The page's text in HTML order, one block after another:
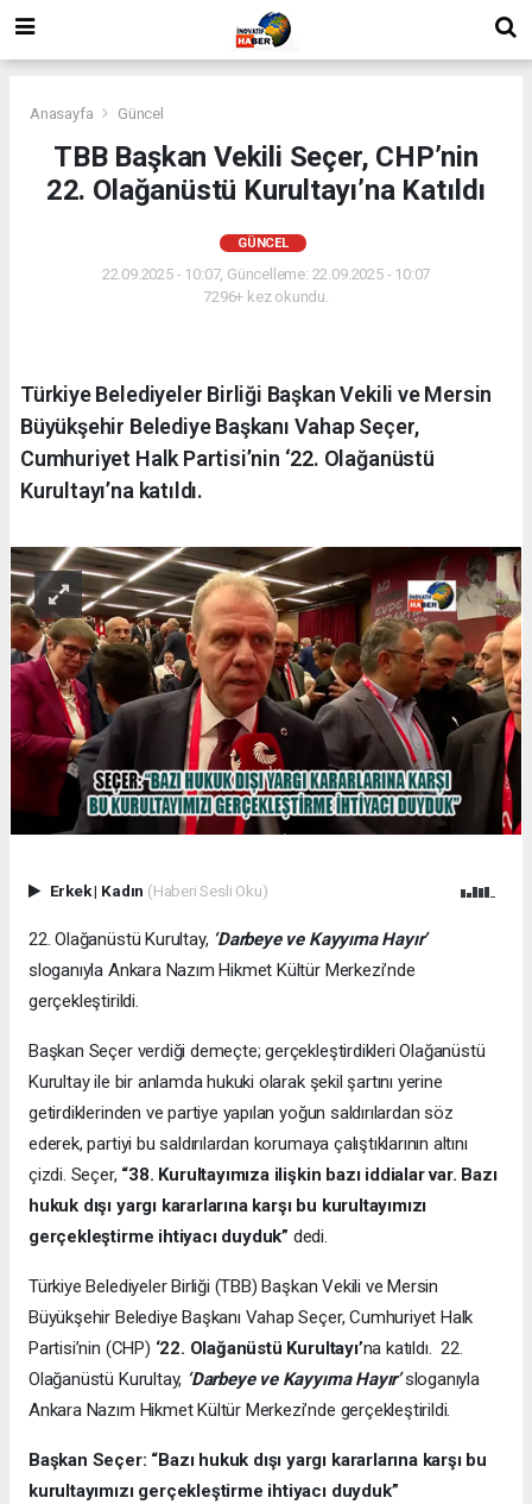
Anasayfa Güncel
TBB Başkan Vekili Seçer, CHP’nin
22. Olağanüstü Kurultayı’na Katıldı
GÜNCEL
22.09.2025 - 10:07, Güncelleme: 22.09.2025 - 10:07
7296+ kez okundu.
Türkiye Belediyeler Birliği Başkan Vekili ve Mersin
Büyükşehir Belediye Başkanı Vahap Seçer,
Cumhuriyet Halk Partisi’nin ‘22. Olağanüstü
Kurultayı’na katıldı.
Erkek| Kadın (Haberi Sesli Oku)
22. Olağanüstü Kurultay, ‘Darbeye ve Kayyıma Hayır’
sloganıyla Ankara Nazım Hikmet Kültür Merkezi’nde
gerçekleştirildi.
Başkan Seçer verdiği demeçte; gerçekleştirdikleri Olağanüstü
Kurultay ile bir anlamda hukuki olarak şekil şartını yerine
getirdiklerinden ve partiye yapılan yoğun saldırılardan söz
ederek, partiyi bu saldırılardan korumaya çalıştıklarının altını
çizdi. Seçer, “38. Kurultayımıza ilişkin bazı iddialar var. Bazı
hukuk dışı yargı kararlarına karşı bu kurultayımızı
gerçekleştirme ihtiyacı duyduk” dedi.
Türkiye Belediyeler Birliği (TBB) Başkan Vekili ve Mersin
Büyükşehir Belediye Başkanı Vahap Seçer, Cumhuriyet Halk
Partisi’nin (CHP) ‘22. Olağanüstü Kurultayı’na katıldı. 22.
Olağanüstü Kurultay, ‘Darbeye ve Kayyıma Hayır’sloganıyla
Ankara Nazım Hikmet Kültür Merkezi’nde gerçekleştirildi.
Başkan Seçer: “Bazı hukuk dışı yargı kararlarına karşı bu
kurultayımızı gerçekleştirme ihtiyacı duyduk”